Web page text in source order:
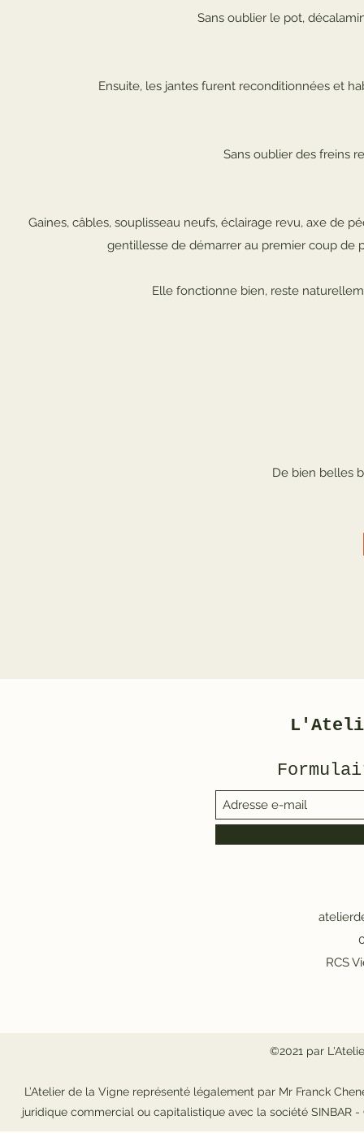
Sans oublier le pot,
Ensuite, les jantes furent reconditionnées et
Sans oublier des freins
Gaines, câbles, souplisseau neufs, éclairage revu, axe de
gentillesse de démarrer au premier coup de
Elle fonctionne bien, reste
De bien belles
RCS
©2021 par
L’Atelier de la Vigne représenté légalement par Mr Franck
juridique commercial ou capitalistique avec la société SINBAR